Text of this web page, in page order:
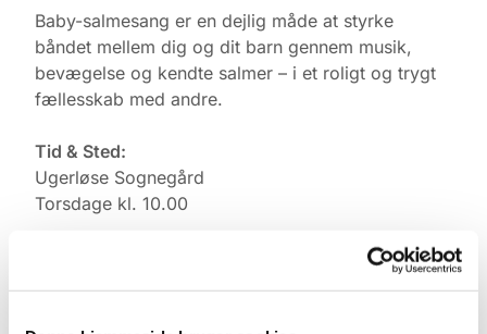
Baby-salmesang er en dejlig måde at styrke
båndet mellem dig og dit barn gennem musik,
bevægelse og kendte salmer – i et roligt og trygt
fællesskab med andre.
Tid & Sted:
Ugerløse Sognegård
Torsdage kl. 10.00
Mobil: +45 31521240